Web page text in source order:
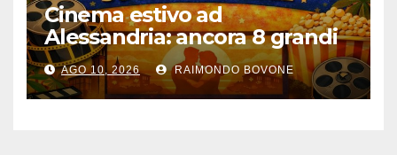
Cinema estivo ad
Alessandria: ancora 8 grandi
film gratis all’aperto, fino al
28 agosto
AGO 10, 2026 RAIMONDO BOVONE